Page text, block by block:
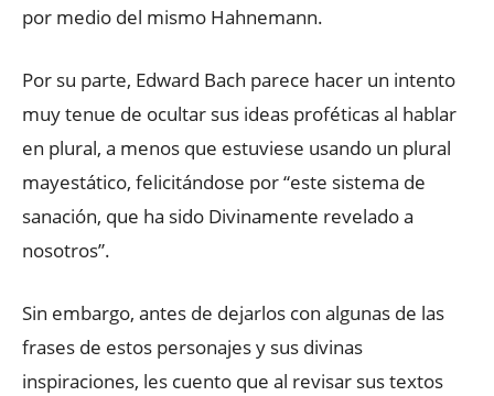
por medio del mismo Hahnemann.
Por su parte, Edward Bach parece hacer un intento
muy tenue de ocultar sus ideas proféticas al hablar
en plural, a menos que estuviese usando un plural
mayestático, felicitándose por “este sistema de
sanación, que ha sido Divinamente revelado a
nosotros”.
Sin embargo, antes de dejarlos con algunas de las
frases de estos personajes y sus divinas
inspiraciones, les cuento que al revisar sus textos